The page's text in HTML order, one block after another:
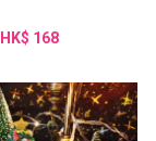
HK$ 168